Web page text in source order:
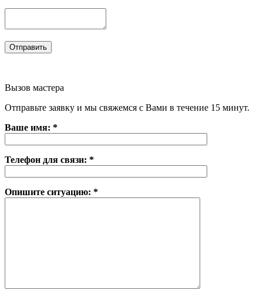
Вызов мастера
Отправьте заявку и мы свяжемся с Вами в течение 15 минут.
Ваше имя: *
Телефон для связи: *
Опишите ситуацию: *